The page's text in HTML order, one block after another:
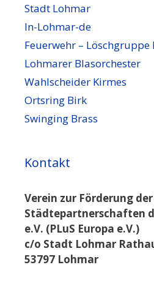
Stadt Lohmar
In-Lohmar-de
Feuerwehr – Löschgruppe
Lohmarer Blasorchester
Wahlscheider Kirmes
Ortsring Birk
Swinging Brass
Kontakt
Verein zur Förderung
Städtepartnerschaften
e.V. (PLuS Europa e.V.)
c/o Stadt Lohmar
53797 Lohmar